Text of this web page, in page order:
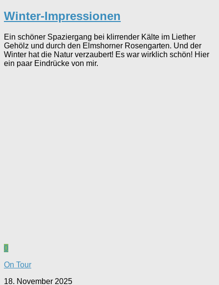
Winter-Impressionen
Ein schöner Spaziergang bei klirrender Kälte im Liether
Gehölz und durch den Elmshorner Rosengarten. Und der
Winter hat die Natur verzaubert! Es war wirklich schön! Hier
ein paar Eindrücke von mir.
0
On Tour
18. November 2025